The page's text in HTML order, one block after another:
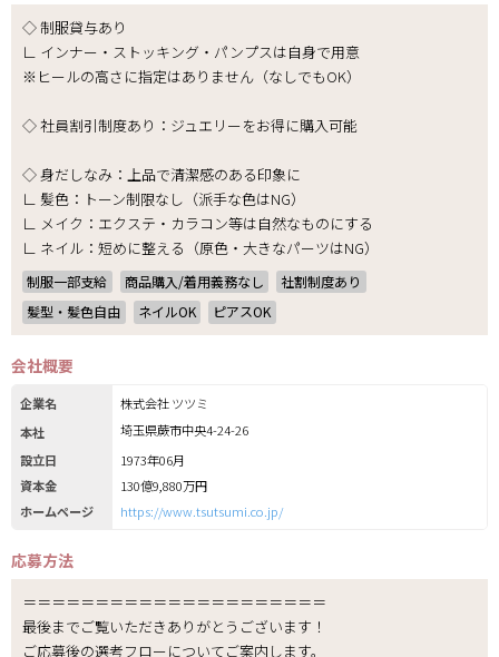
◇ 制服貸与あり
∟ インナー・ストッキング・パンプスは自身で用意
※ヒールの高さに指定はありません（なしでもOK）
◇ 社員割引制度あり：ジュエリーをお得に購入可能
◇ 身だしなみ：上品で清潔感のある印象に
∟ 髪色：トーン制限なし（派手な色はNG）
∟ メイク：エクステ・カラコン等は自然なものにする
∟ ネイル：短めに整える（原色・大きなパーツはNG）
制服一部支給 商品購入/着用義務なし
社割制度あり
髪型・髪色自由
ネイルOK ピアスOK
会社概要
企業名
株式会社 ツツミ
本社
埼玉県蕨市中央4-24-26
設立日
1973年06月
資本金
130億9,880万円
ホームページ
https://www.tsutsumi.co.jp/
応募方法
＝＝＝＝＝＝＝＝＝＝＝＝＝＝＝＝＝＝＝＝＝
最後までご覧いただきありがとうございます！
ご応募後の選考フローについてご案内します。